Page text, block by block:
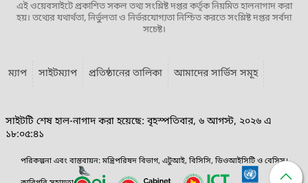
এই ওয়েবসাইটে প্রকাশিত সকল তথ্য সংশ্লিষ্ট দপ্তর কর্তৃক নিয়মিত হালনাগাদ করা
হয়। তথ্যের যথার্থতা, নির্ভুলতা ও নির্ভরযোগ্যতা নিশ্চিত করতে সংশ্লিষ্ট দপ্তর সর্বদা
সচেষ্ট।
ম্যাপ সাইটম্যাপ প্রতিষ্ঠানের তালিকা আমাদের সার্ভিস সমূহ
সাইটটি শেষ হাল-নাগাদ করা হয়েছে: বৃহস্পতিবার, ৬ আগস্ট, ২০২৬ এ
১৮:০৫:৪১
পরিকল্পনা এবং বাস্তবায়ন: মন্ত্রিপরিষদ বিভাগ, এটুআই, বিসিসি, ডিওআইসিটি ও বেসিস।